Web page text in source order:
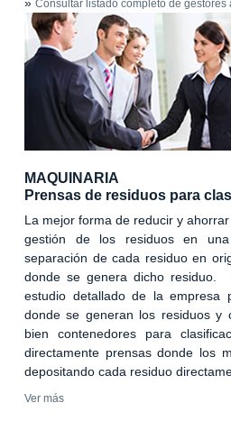
Consultar listado completo de gestores
MAQUINARIA
Prensas de residuos para
La mejor forma de reducir y
gestión de los residuos en
separación de cada residuo en
donde se genera dicho residuo.
estudio detallado de la empresa
donde se generan los residuos y
bien contenedores para
directamente prensas donde los
depositando cada residuo
Ver más